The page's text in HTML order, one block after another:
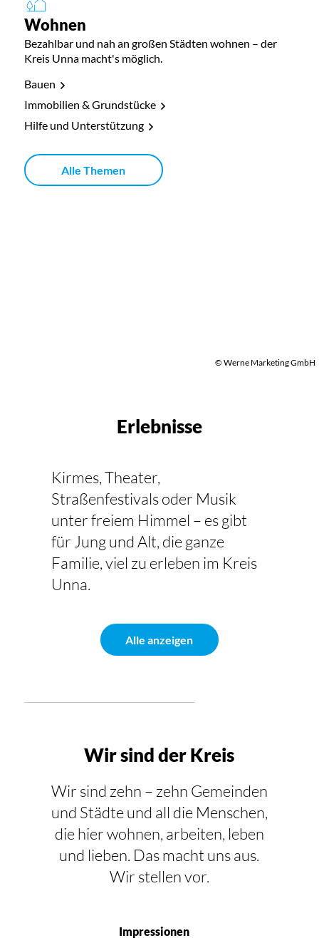
Wohnen
Bezahlbar und nah an großen Städten wohnen – der
Kreis Unna macht's möglich.
Bauen
Immobilien & Grundstücke
Hilfe und Unterstützung
Alle Themen
© Werne Marketing GmbH
Erlebnisse
Kirmes, Theater,
Straßenfestivals oder Musik
unter freiem Himmel – es gibt
für Jung und Alt, die ganze
Familie, viel zu erleben im Kreis
Unna.
Alle anzeigen
Wir sind der Kreis
Wir sind zehn – zehn Gemeinden
und Städte und all die Menschen,
die hier wohnen, arbeiten, leben
und lieben. Das macht uns aus.
Wir stellen vor.
Impressionen